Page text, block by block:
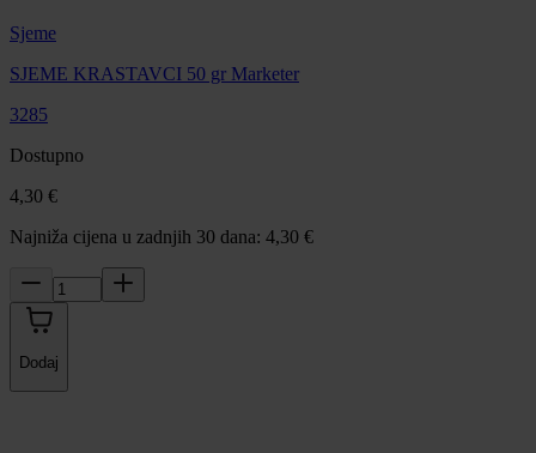
Sjeme
SJEME KRASTAVCI 50 gr Marketer
3285
Dostupno
4,30 €
Najniža cijena u zadnjih 30 dana: 4,30 €
Dodaj